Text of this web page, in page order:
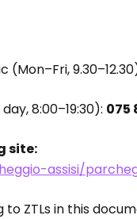
8:00–19:30): 075
site:
assisi/
to ZTLs in this